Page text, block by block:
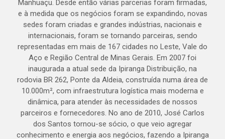
Manhuaçu. Desde então várias parcerias foram firmadas,
e à medida que os negócios foram se expandindo, novas
sedes foram criadas e grandes indústrias, nacionais e
internacionais, foram se tornando parceiras, sendo
representadas em mais de 167 cidades no Leste, Vale do
Aço e Região Central de Minas Gerais. Em 2007 foi
inaugurada a atual sede da Ipiranga Distribuição, na
rodovia BR 262, Ponte da Aldeia, construída numa área de
10.000m², com infraestrutura logística mais moderna e
dinâmica, para atender às necessidades de nossos
parceiros e fornecedores. No ano de 2010, José Carlos
dos Santos tornou-se sócio, o que veio agregar
conhecimento e energia aos negócios, fazendo a Ipiranga